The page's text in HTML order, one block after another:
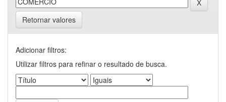
Retornar valores
Adicionar filtros:
Utilizar filtros para refinar o resultado de busca.